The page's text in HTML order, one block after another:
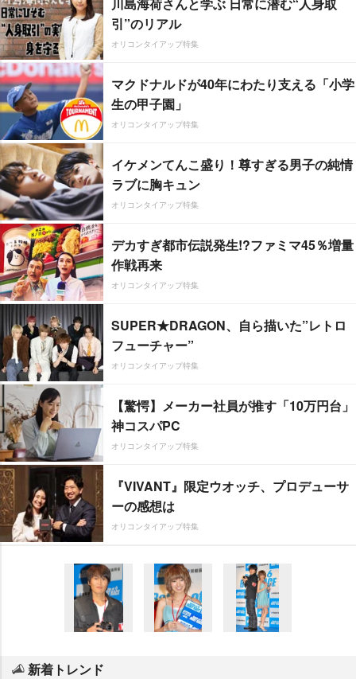
引”のリアル
オリコンタイアップ特集
マクドナルドが40年にわたり支える「小学
生の甲子園」
オリコンタイアップ特集
イケメンてんこ盛り！尊すぎる男子の純情
ラブに胸キュン
オリコンタイアップ特集
デカすぎ都市伝説発生!?ファミマ45％増量
作戦再来
オリコンタイアップ特集
SUPER★DRAGON、自ら描いた”レトロ
フューチャー”
オリコンタイアップ特集
【驚愕】メーカー社員が推す「10万円台」
神コスパPC
オリコンタイアップ特集
『VIVANT』限定ウオッチ、プロデューサ
ーの感想は
オリコンタイアップ特集
新着トレンド